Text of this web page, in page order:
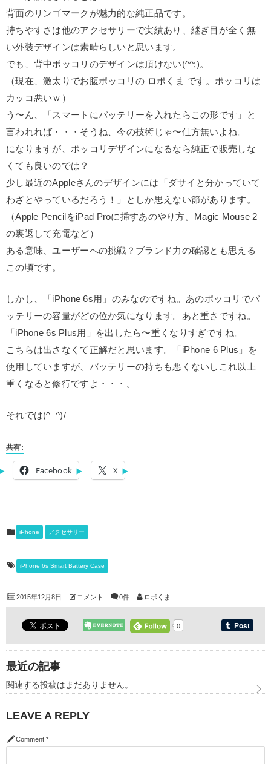
背面のリンゴマークが魅力的な純正品です。
持ちやすさは他のアクセサリーで実績あり、継ぎ目が全く無
い外装デザインは素晴らしいと思います。
でも、背中ポッコリのデザインは頂けない(^^;)。
（現在、激太りでお腹ポッコリの ロボくま です。ポッコリは
カッコ悪いｗ）
う〜ん、「スマートにバッテリーを入れたらこの形です」と
言われれば・・・そうね、今の技術じゃ〜仕方無いよね。
になりますが、ポッコリデザインになるなら純正で販売しな
くても良いのでは？
少し最近のAppleさんのデザインには「ダサイと分かっていて
わざとやっているだろう！」としか思えない節があります。
（Apple PencilをiPad Proに挿すあのやり方。Magic Mouse 2
の裏返して充電など）
ある意味、ユーザーへの挑戦？ブランド力の確認とも思える
この頃です。
しかし、「iPhone 6s用」のみなのですね。あのポッコリでバ
ッテリーの容量がどの位か気になります。あと重さですね。
「iPhone 6s Plus用」を出したら〜重くなりすぎですね。
こちらは出さなくて正解だと思います。「iPhone 6 Plus」を
使用していますが、バッテリーの持ちも悪くないしこれ以上
重くなると修行ですよ・・・。
それでは(^_^)/
共有:
Facebook X
iPhone アクセサリー
iPhone 6s Smart Battery Case
2015年12月8日 コメント 0件 ロボくま
0
最近の記事
関連する投稿はまだありません。
LEAVE A REPLY
Comment *